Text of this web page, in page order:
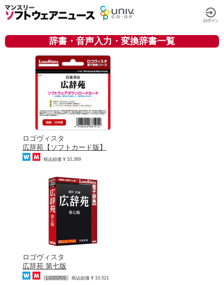
辞書・音声入力・変換辞書一覧
ロゴヴィスタ
広辞苑【ソフトカード版】
税込組価 ¥ 10,389
ロゴヴィスタ
広辞苑 第七版
LG202NS 税込組価 ¥ 10,521